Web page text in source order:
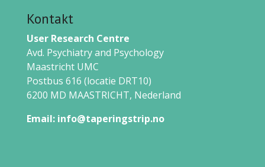
Kontakt
User Research Centre
Avd. Psychiatry and Psychology
Maastricht UMC
Postbus 616 (locatie DRT10)
6200 MD MAASTRICHT, Nederland
Email: info@taperingstrip.no